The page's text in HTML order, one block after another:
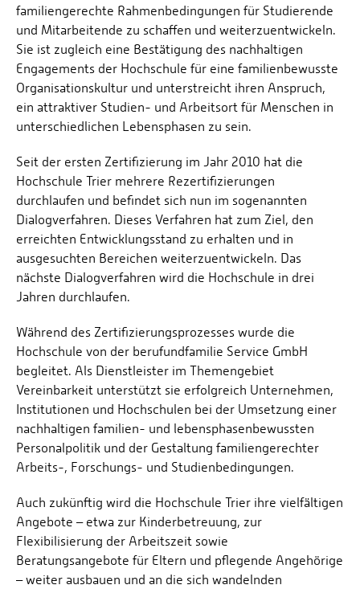
familiengerechte Rahmenbedingungen für Studierende
und Mitarbeitende zu schaffen und weiterzuentwickeln.
Sie ist zugleich eine Bestätigung des nachhaltigen
Engagements der Hochschule für eine familienbewusste
Organisationskultur und unterstreicht ihren Anspruch,
ein attraktiver Studien- und Arbeitsort für Menschen in
unterschiedlichen Lebensphasen zu sein.
Seit der ersten Zertifizierung im Jahr 2010 hat die
Hochschule Trier mehrere Rezertifizierungen
durchlaufen und befindet sich nun im sogenannten
Dialogverfahren. Dieses Verfahren hat zum Ziel, den
erreichten Entwicklungsstand zu erhalten und in
ausgesuchten Bereichen weiterzuentwickeln. Das
nächste Dialogverfahren wird die Hochschule in drei
Jahren durchlaufen.
Während des Zertifizierungsprozesses wurde die
Hochschule von der berufundfamilie Service GmbH
begleitet. Als Dienstleister im Themengebiet
Vereinbarkeit unterstützt sie erfolgreich Unternehmen,
Institutionen und Hochschulen bei der Umsetzung einer
nachhaltigen familien- und lebensphasenbewussten
Personalpolitik und der Gestaltung familiengerechter
Arbeits-, Forschungs- und Studienbedingungen.
Auch zukünftig wird die Hochschule Trier ihre vielfältigen
Angebote – etwa zur Kinderbetreuung, zur
Flexibilisierung der Arbeitszeit sowie
Beratungsangebote für Eltern und pflegende Angehörige
– weiter ausbauen und an die sich wandelnden